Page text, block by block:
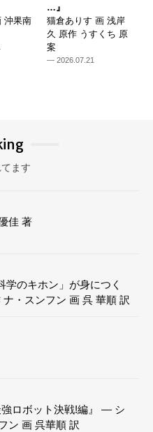
沖果南
…』
猫倉ありす 画 浅岸
久 原作 うすくち 原
案
— 2026.07.21
ます
佳 著
学のキホン」が身につく
・スンフン 画 呉 華順 訳
強ロボット決戦!編』 — シ
ン 画 呉華順 訳